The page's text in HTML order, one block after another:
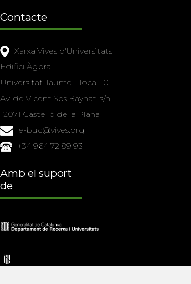
Contacte
Xarxa Vives d'Universitats
Edifici Àgora
Universitat Jaume I, local 10
Av. de Vicent Sos Baynat, s/n
12071 Castelló de la Plana
e-buc@vives.org
+34 964 72 89 93
Amb el suport
de